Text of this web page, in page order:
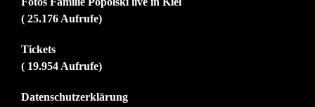
( 25.176 Aufrufe)
Tickets
( 19.954 Aufrufe)
Datenschutzerklärung